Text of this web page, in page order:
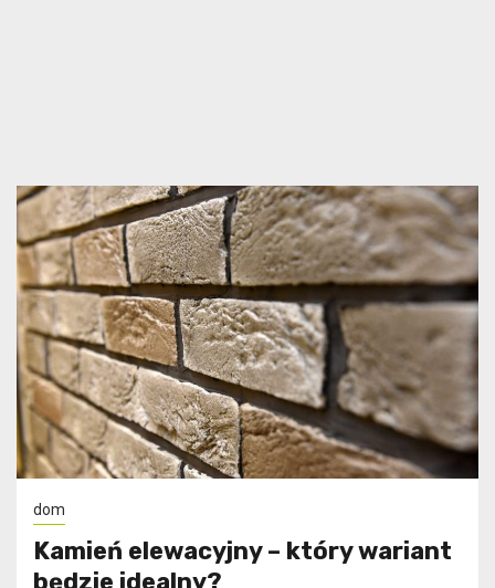
dom
Kamień elewacyjny – który wariant
będzie idealny?